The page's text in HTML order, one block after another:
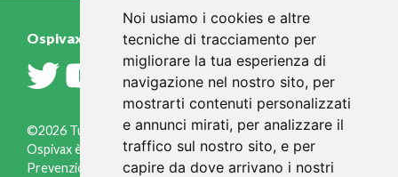
Noi usiamo i cookies e altre
tecniche di tracciamento per
migliorare la tua esperienza di
navigazione nel nostro sito, per
mostrarti contenuti personalizzati
e annunci mirati, per analizzare il
traffico sul nostro sito, e per
capire da dove arrivano i nostri
Ospivax.it
©2026 Tutti i diritti riservati
Ospivax è un progetto a cura dell'Osservatorio Italiano
Prevenzione, via Fleming, 2 - 37135 Verona ( Italia )